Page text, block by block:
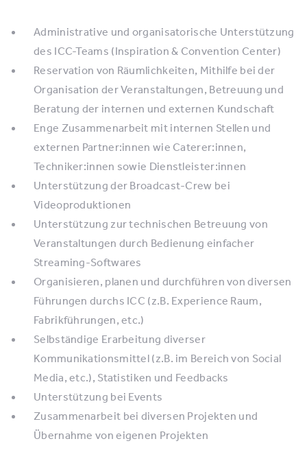
Administrative und organisatorische Unterstützung
des ICC-Teams (Inspiration & Convention Center)
Reservation von Räumlichkeiten, Mithilfe bei der
Organisation der Veranstaltungen, Betreuung und
Beratung der internen und externen Kundschaft
Enge Zusammenarbeit mit internen Stellen und
externen Partner:innen wie Caterer:innen,
Techniker:innen sowie Dienstleister:innen
Unterstützung der Broadcast-Crew bei
Videoproduktionen
Unterstützung zur technischen Betreuung von
Veranstaltungen durch Bedienung einfacher
Streaming-Softwares
Organisieren, planen und durchführen von diversen
Führungen durchs ICC (z.B. Experience Raum,
Fabrikführungen, etc.)
Selbständige Erarbeitung diverser
Kommunikationsmittel (z.B. im Bereich von Social
Media, etc.), Statistiken und Feedbacks
Unterstützung bei Events
Zusammenarbeit bei diversen Projekten und
Übernahme von eigenen Projekten